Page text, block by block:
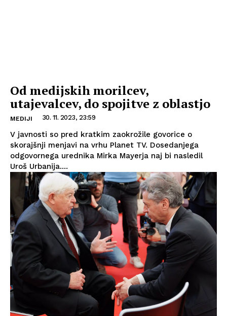
Od medijskih morilcev,
utajevalcev, do spojitve z oblastjo
MEDIJI 30. 11. 2023, 23:59
V javnosti so pred kratkim zaokrožile govorice o
skorajšnji menjavi na vrhu Planet TV. Dosedanjega
odgovornega urednika Mirka Mayerja naj bi nasledil
Uroš Urbanija....